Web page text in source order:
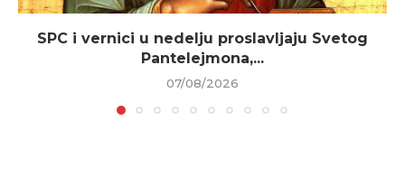
SPC i vernici u nedelju proslavljaju Svetog
Pantelejmona,...
07/08/2026